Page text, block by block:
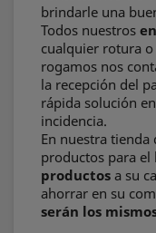
brindarle una
Todos nuestros
cualquier rotura
rogamos nos
la recepción del
rápida solución
incidencia.
En nuestra tienda
productos para el
productos a su
ahorrar en su
serán los